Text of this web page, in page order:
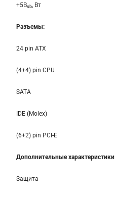
+5Bsb, Вт
Разъемы:
24 pin ATX
(4+4) pin CPU
SATA
IDE (Molex)
(6+2) pin PCI-E
Дополнительные характеристики
Защита